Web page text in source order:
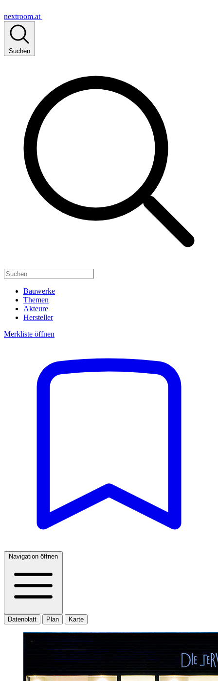
nextroom.at
Suchen
Bauwerke
Themen
Akteure
Hersteller
Merkliste öffnen
Navigation öffnen
Datenblatt Plan Karte